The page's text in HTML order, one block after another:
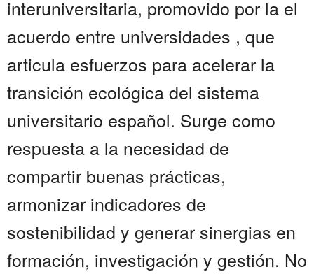
interuniversitaria, promovido por la el
acuerdo entre universidades , que
articula esfuerzos para acelerar la
transición ecológica del sistema
universitario español. Surge como
respuesta a la necesidad de
compartir buenas prácticas,
armonizar indicadores de
sostenibilidad y generar sinergias en
formación, investigación y gestión. No